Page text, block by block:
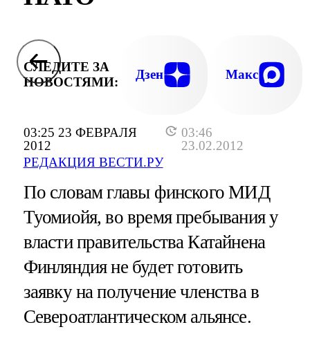
03:25 23 ФЕВРАЛЯ
2012
03:46
23.02.2012
РЕДАКЦИЯ ВЕСТИ.РУ
СЛЕДИТЕ ЗА
НОВОСТЯМИ:
Дзен Макс
По словам главы финского МИД
Туомиойя, во время пребывания у
власти правительства Катайнена
Финляндия не будет готовить
заявку на получение членства в
Североатлантическом альянсе.